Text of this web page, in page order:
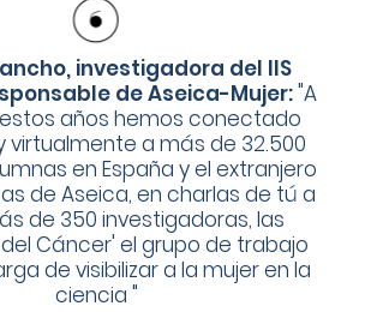
investigadora del IIS
de Aseica-Mujer:"A
años hemos conectado
virtualmente a más de 32.500
en España y el extranjero
de Aseica, en charlas de tú a
de 350 investigadoras, las
Cáncer' el grupo de trabajo
de visibilizar a la mujer en la
ciencia "